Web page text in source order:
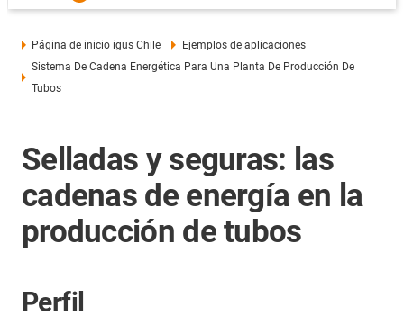
Página de inicio igus Chile
Ejemplos de aplicaciones
Sistema De Cadena Energética Para Una Planta De Producción De
Tubos
Selladas y seguras: las
cadenas de energía en la
producción de tubos
Perfil